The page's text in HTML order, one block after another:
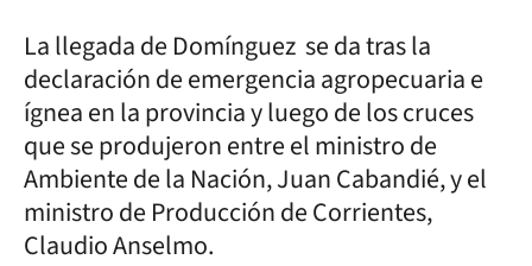
La llegada de Domínguez se da tras la
declaración de emergencia agropecuaria e
ígnea en la provincia y luego de los cruces
que se produjeron entre el ministro de
Ambiente de la Nación, Juan Cabandié, y el
ministro de Producción de Corrientes,
Claudio Anselmo.